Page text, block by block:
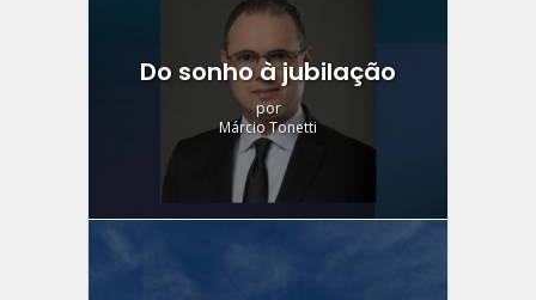
Do sonho à jubilação
por
Márcio Tonetti